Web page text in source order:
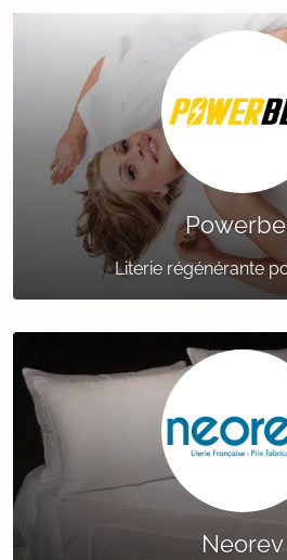
Literie régénérante
Neorev